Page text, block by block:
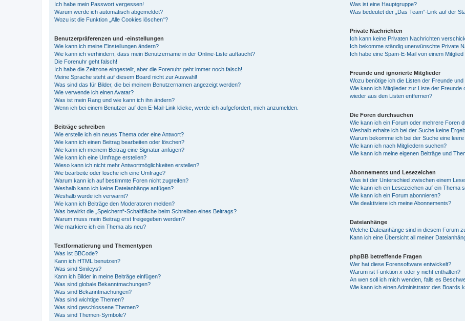
Ich habe mein Passwort vergessen!
Warum werde ich automatisch abgemeldet?
Wozu ist die Funktion „Alle Cookies löschen“?
Benutzerpräferenzen und -einstellungen
Wie kann ich meine Einstellungen ändern?
Wie kann ich verhindern, dass mein Benutzername in der Online-Liste auftaucht?
Die Forenuhr geht falsch!
Ich habe die Zeitzone eingestellt, aber die Forenuhr geht immer noch falsch!
Meine Sprache steht auf diesem Board nicht zur Auswahl!
Was sind das für Bilder, die bei meinem Benutzernamen angezeigt werden?
Wie verwende ich einen Avatar?
Was ist mein Rang und wie kann ich ihn ändern?
Wenn ich bei einem Benutzer auf den E-Mail-Link klicke, werde ich aufgefordert, mich anzumelden.
Beiträge schreiben
Wie erstelle ich ein neues Thema oder eine Antwort?
Wie kann ich einen Beitrag bearbeiten oder löschen?
Wie kann ich meinem Beitrag eine Signatur anfügen?
Wie kann ich eine Umfrage erstellen?
Wieso kann ich nicht mehr Antwortmöglichkeiten erstellen?
Wie bearbeite oder lösche ich eine Umfrage?
Warum kann ich auf bestimmte Foren nicht zugreifen?
Weshalb kann ich keine Dateianhänge anfügen?
Weshalb wurde ich verwarnt?
Wie kann ich Beiträge den Moderatoren melden?
Was bewirkt die „Speichern“-Schaltfläche beim Schreiben eines Beitrags?
Warum muss mein Beitrag erst freigegeben werden?
Wie markiere ich ein Thema als neu?
Textformatierung und Thementypen
Was ist BBCode?
Kann ich HTML benutzen?
Was sind Smileys?
Kann ich Bilder in meine Beiträge einfügen?
Was sind globale Bekanntmachungen?
Was sind Bekanntmachungen?
Was sind wichtige Themen?
Was sind geschlossene Themen?
Was sind Themen-Symbole?
Was ist eine Hauptgruppe?
Was bedeutet der „Das Team“-Link auf der
Private Nachrichten
Ich kann keine Privaten Nachrichten
Ich bekomme ständig unerwünschte Private
Ich habe eine Spam-E-Mail von einem
Freunde und ignorierte Mitglieder
Wozu benötige ich die Listen der Freunde
Wie kann ich Mitglieder zur Liste der
wieder aus den Listen entfernen?
Die Foren durchsuchen
Wie kann ich ein Forum oder mehrere Foren
Weshalb erhalte ich bei der Suche keine
Warum bekomme ich bei der Suche eine leere
Wie kann ich nach Mitgliedern suchen?
Wie kann ich meine eigenen Beiträge und
Abonnements und Lesezeichen
Was ist der Unterschied zwischen einem
Wie kann ich ein Lesezeichen auf ein Thema
Wie kann ich ein Forum abonnieren?
Wie deaktiviere ich meine Abonnements?
Dateianhänge
Welche Dateianhänge sind in diesem Forum
Kann ich eine Übersicht all meiner
phpBB betreffende Fragen
Wer hat diese Forensoftware entwickelt?
Warum ist Funktion x oder y nicht enthalten?
An wen soll ich mich wenden, falls es
Wie kann ich einen Administrator des Boards